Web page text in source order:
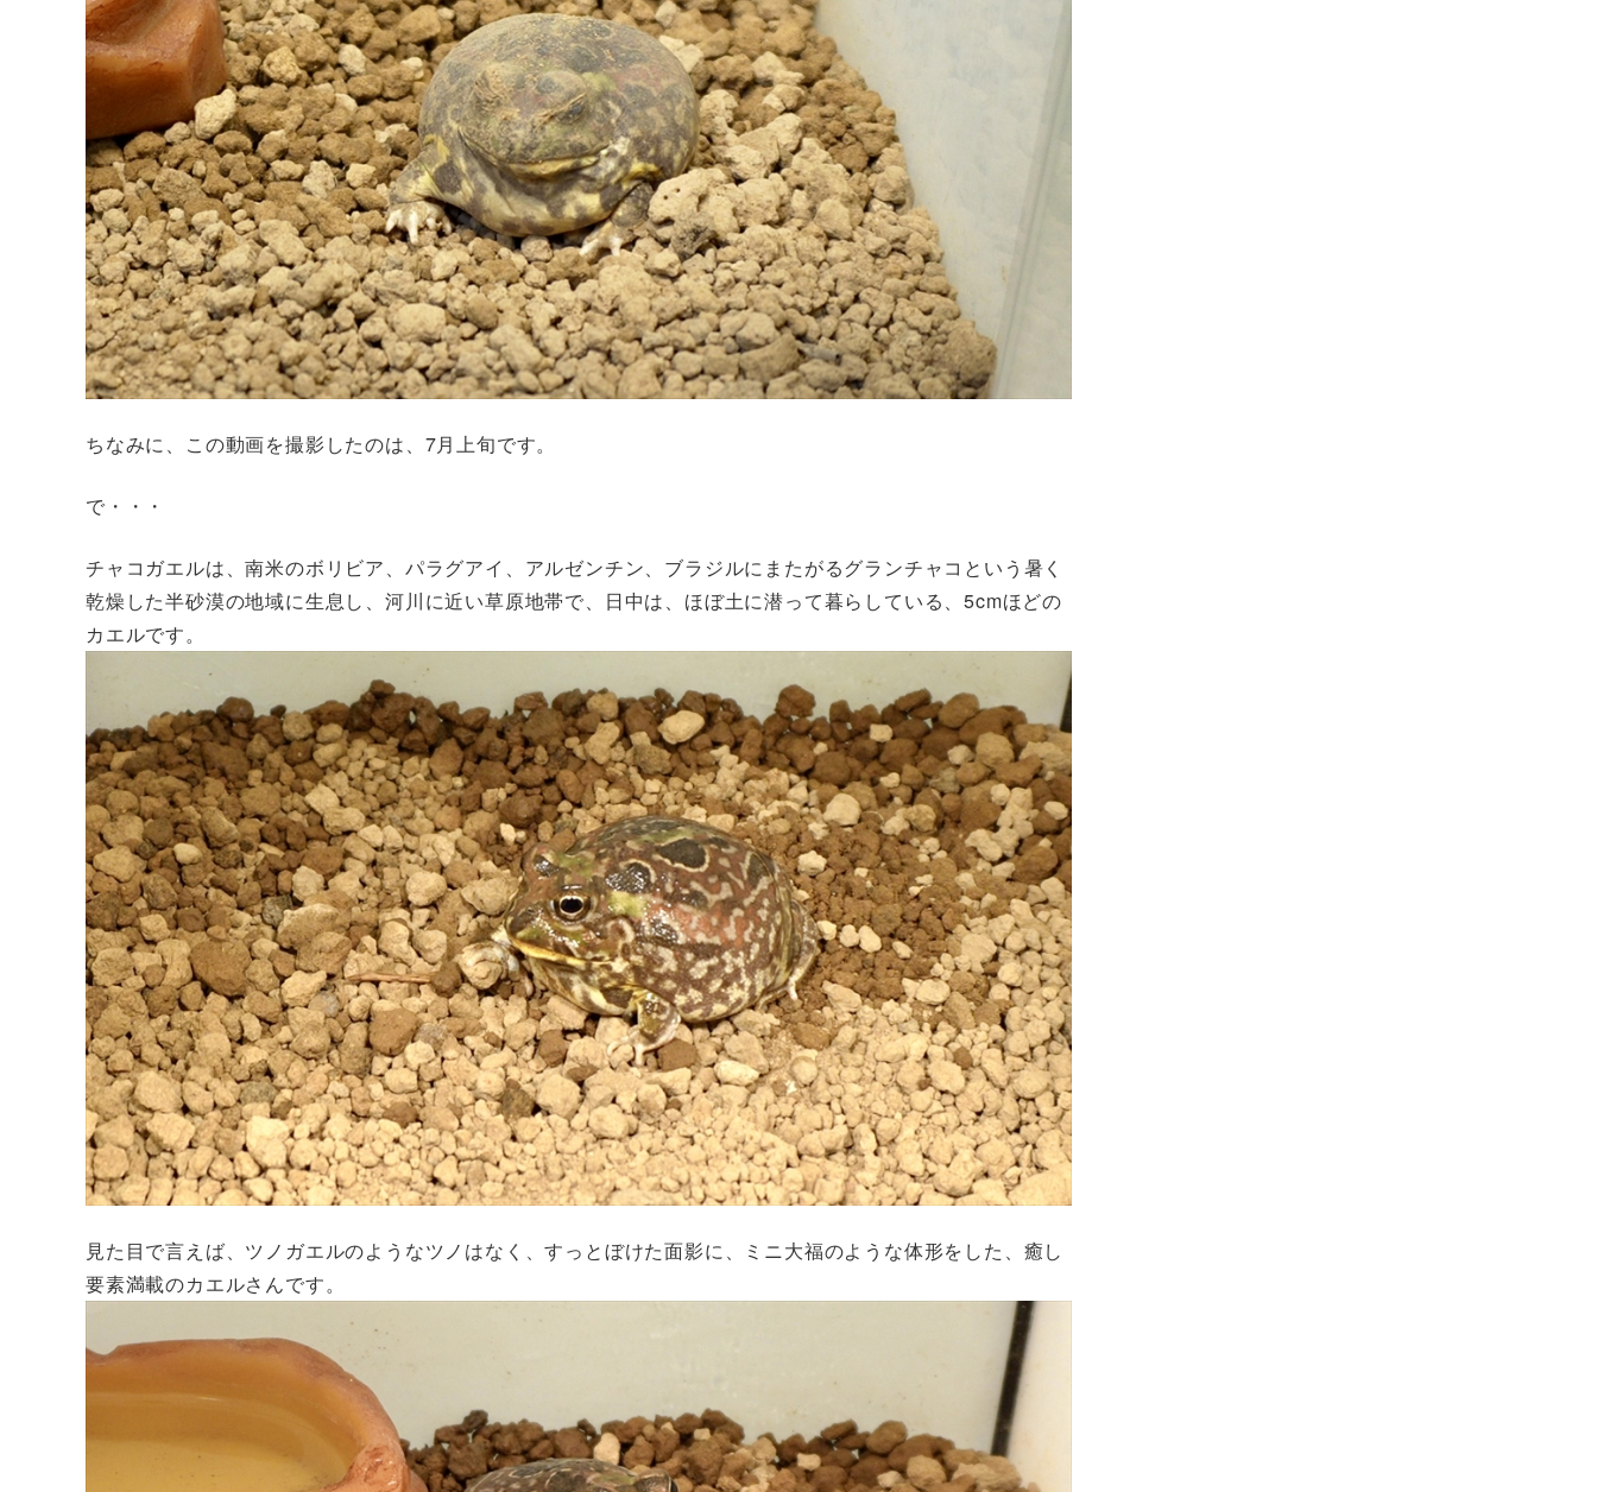
ちなみに、この動画を撮影したのは、7月上旬です。
で・・・
チャコガエルは、南米のボリビア、パラグアイ、アルゼンチン、ブラジルにまたがるグランチャコという暑く
乾燥した半砂漠の地域に生息し、河川に近い草原地帯で、日中は、ほぼ土に潜って暮らしている、5cmほどの
カエルです。
見た目で言えば、ツノガエルのようなツノはなく、すっとぼけた面影に、ミニ大福のような体形をした、癒し
要素満載のカエルさんです。